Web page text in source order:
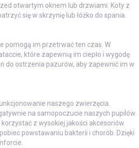
otwartym oknem lub drzwiami. Koty z
się w skrzynię lub łóżko do spania.
pomogą im przetrwać ten czas. W
które zapewnią im ciepło i wygodę
do ostrzenia pazurów, aby zapewnić im w
naszego zwierzęcia.
na samopoczucie naszych pupilów.
z wysokiej jakości akcesoriów.
powstawaniu bakterii i chorób. Dzięki